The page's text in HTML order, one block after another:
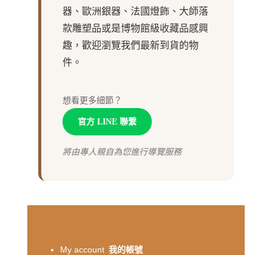
器、歐洲銀器、法國燈飾、大師落
款雕塑品或是博物館級收藏品感興
趣，歡迎瀏覽我們最新到貨的物
件。
想看更多細節？
官方 LINE 聯繫
將由專人親自為您進行導覽服務
My account 我的帳號